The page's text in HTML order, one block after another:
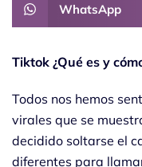
WhatsApp
Tiktok ¿Qué es y
Todos nos hemos
virales que se
decidido soltarse el
diferentes para